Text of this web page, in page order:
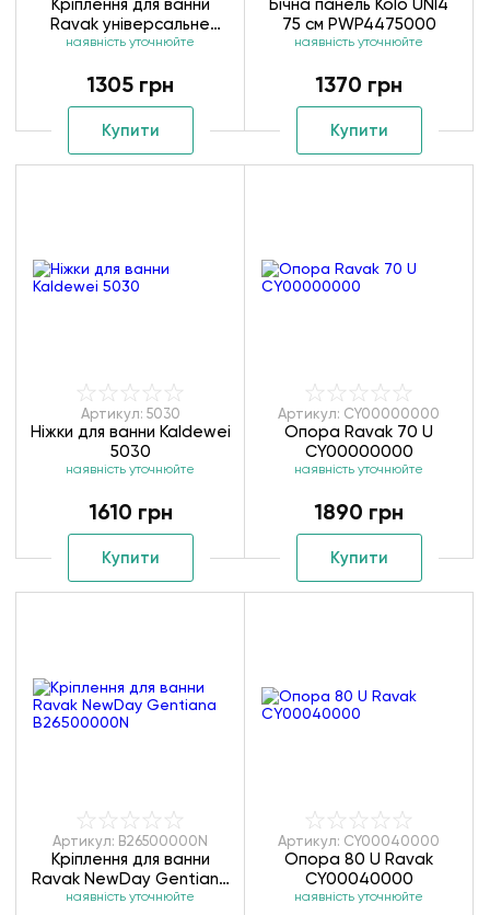
Кріплення для ванни
Ravak універсальне
B23600000N
наявність уточнюйте
1305 грн
Купити
Бічна панель Kolo UNI4
75 см PWP4475000
наявність уточнюйте
1370 грн
Купити
Артикул: 5030
Ніжки для ванни Kaldewei
5030
наявність уточнюйте
1610 грн
Купити
Артикул: CY00000000
Опора Ravak 70 U
CY00000000
наявність уточнюйте
1890 грн
Купити
Артикул: B26500000N
Кріплення для ванни
Ravak NewDay Gentiana
B26500000N
наявність уточнюйте
Артикул: CY00040000
Опора 80 U Ravak
CY00040000
наявність уточнюйте